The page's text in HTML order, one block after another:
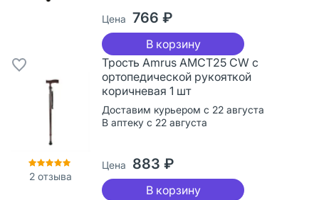
Цена 766 ₽
В корзину
2 отзыва
Трость Amrus AMCT25 CW с
ортопедической рукояткой
коричневая 1 шт
Доставим курьером с 22 августа
В аптеку с 22 августа
Цена 883 ₽
В корзину